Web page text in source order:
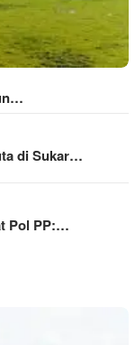
di Sukar…
Pol PP:…